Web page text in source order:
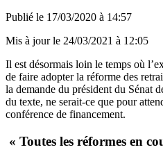
Publié le 17/03/2020 à 14:57
Mis à jour le 24/03/2021 à 12:05
Il est désormais loin le temps où
de faire adopter la réforme des
la demande du président du Sénat
du texte, ne serait-ce que pour
conférence de financement.
« Toutes les réformes en